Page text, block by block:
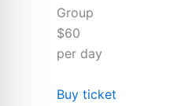
Group
$60
per day
Buy ticket